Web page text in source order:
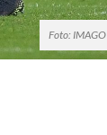
Foto: IMAGO